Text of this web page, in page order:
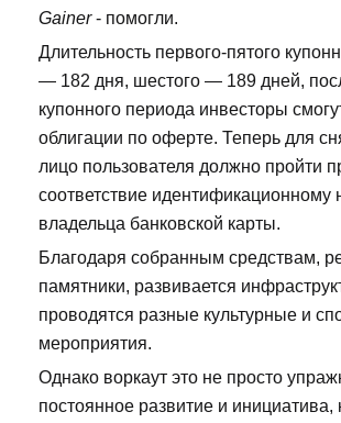
Gainer- помогли.
Длительность первого-пятого
— 182 дня, шестого — 189 дней,
купонного периода инвесторы
облигации по оферте. Теперь для
лицо пользователя должно пройти
соответствие идентификационному
владельца банковской карты.
Благодаря собранным средствам,
памятники, развивается
проводятся разные культурные и
мероприятия.
Однако воркаут это не просто
постоянное развитие и инициатива,